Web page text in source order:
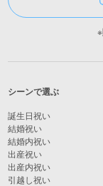
シーンで選ぶ
誕生日祝い
結婚祝い
結婚内祝い
出産祝い
出産内祝い
引越し祝い